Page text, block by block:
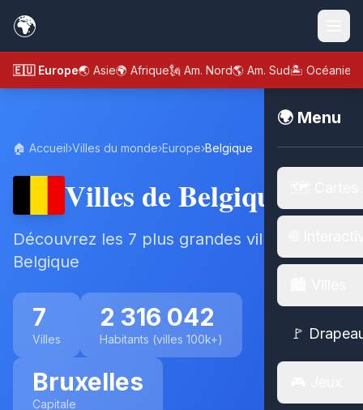
🌍
🇪🇺 Europe🌏 Asie🌍 Afrique🗽 Am. Nord🌎 Am. Sud🏝️ Océanie
🌍 Menu
🚩
🏠 Accueil›Villes du monde›Europe›Belgique
Villes de Belgique
Découvrez les 7 plus grandes villes de
Belgique
7
Villes
2 316 042
Habitants (villes 100k+)
Bruxelles
Capitale